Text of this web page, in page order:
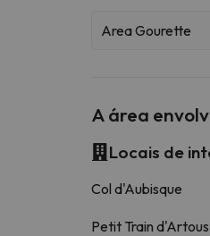
Area Gourette
A área
Locais de
Col d'Aubisque
Petit Train